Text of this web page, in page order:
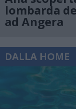
lombarda
ad Angera
DALLA HOME